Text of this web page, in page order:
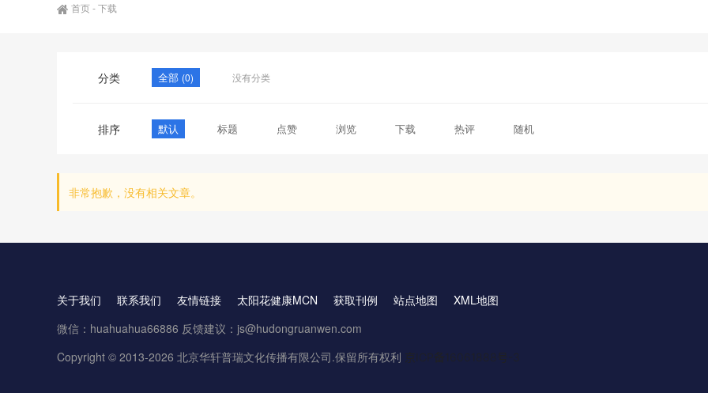
首页-下载
分类 全部 (0) 没有分类
排序 默认 标题 点赞 浏览 下载 热评 随机
非常抱歉，没有相关文章。
关于我们 联系我们 友情链接 太阳花健康MCN 获取刊例 站点地图
XML地图
微信：huahuahua66886 反馈建议：js@hudongruanwen.com
Copyright © 2013-2026 北京华轩普瑞文化传播有限公司.保留所有权利 京ICP备16061888号-3